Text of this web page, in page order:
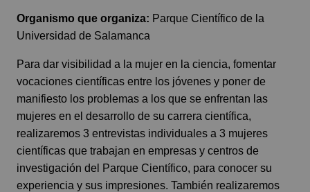
Organismo que organiza: Parque Científico de la
Universidad de Salamanca
Para dar visibilidad a la mujer en la ciencia, fomentar
vocaciones científicas entre los jóvenes y poner de
manifiesto los problemas a los que se enfrentan las
mujeres en el desarrollo de su carrera científica,
realizaremos 3 entrevistas individuales a 3 mujeres
científicas que trabajan en empresas y centros de
investigación del Parque Científico, para conocer su
experiencia y sus impresiones. También realizaremos